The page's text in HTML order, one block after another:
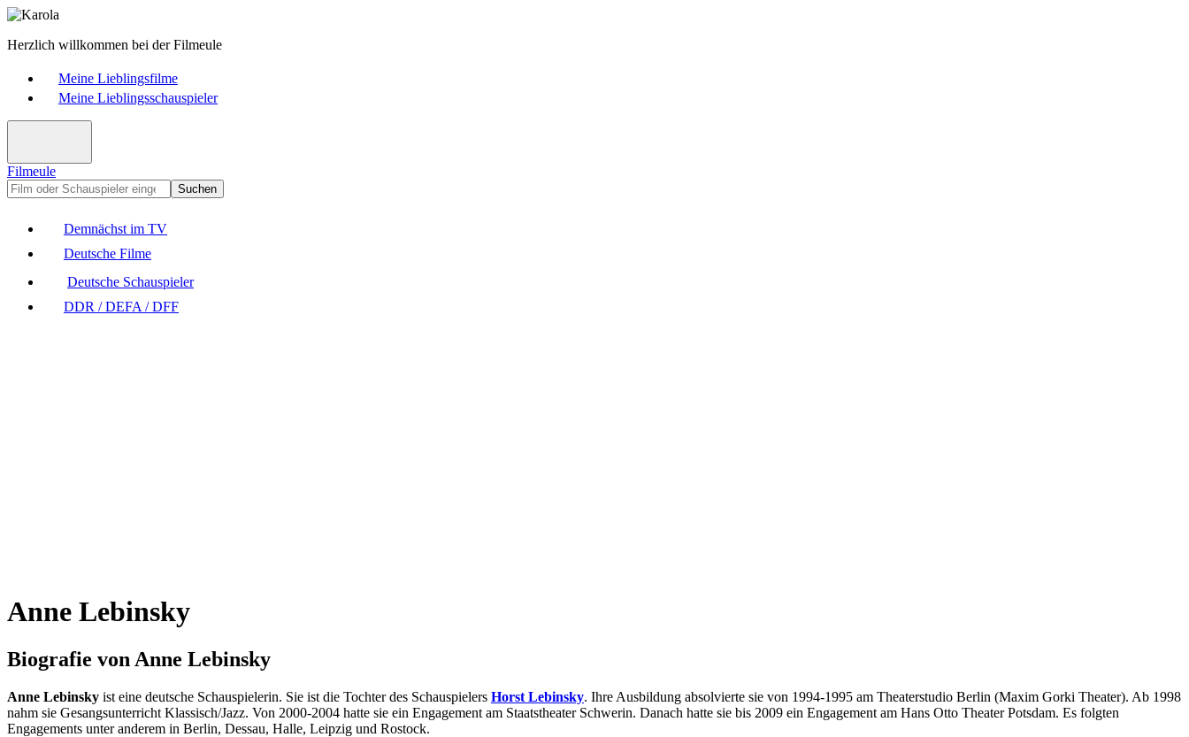
Herzlich willkommen bei der Filmeule
Meine Lieblingsfilme
Meine Lieblingsschauspieler
Filmeule
Suchen
Demnächst im TV
Deutsche Filme
Deutsche Schauspieler
DDR / DEFA / DFF
Anne Lebinsky
Biografie von Anne Lebinsky
Anne Lebinsky ist eine deutsche Schauspielerin. Sie ist die Tochter des Schauspielers Horst Lebinsky. Ihre Ausbildung absolvierte sie von 1994-1995 am Theaterstudio Berlin (Maxim Gorki Theater). Ab 1998
nahm sie Gesangsunterricht Klassisch/Jazz. Von 2000-2004 hatte sie ein Engagement am Staatstheater Schwerin. Danach hatte sie bis 2009 ein Engagement am Hans Otto Theater Potsdam. Es folgten
Engagements unter anderem in Berlin, Dessau, Halle, Leipzig und Rostock.